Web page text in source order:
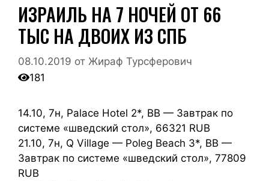
ИЗРАИЛЬ НА 7 НОЧЕЙ ОТ 66
ТЫС НА ДВОИХ ИЗ СПБ
08.10.2019 от Жираф Турсферович
181
14.10, 7н, Palace Hotel 2*, BB — Завтрак по
системе «шведский стол», 66321 RUB
21.10, 7н, Q Village — Poleg Beach 3*, BB —
Завтрак по системе «шведский стол», 77809
RUB